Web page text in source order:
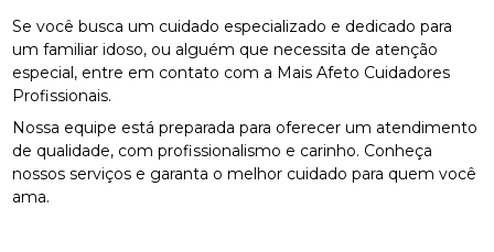
Se você busca um cuidado especializado e dedicado para
um familiar idoso, ou alguém que necessita de atenção
especial, entre em contato com a Mais Afeto Cuidadores
Profissionais.
Nossa equipe está preparada para oferecer um atendimento
de qualidade, com profissionalismo e carinho. Conheça
nossos serviços e garanta o melhor cuidado para quem você
ama.